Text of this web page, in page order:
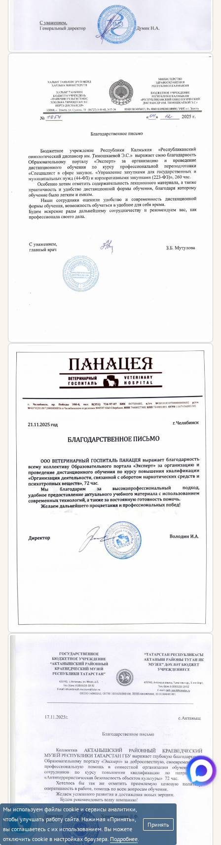
Мы используем файлы cookie и сервисы аналитики,
чтобы улучшать работу сайта. Нажимая «Принять»,
вы соглашаетесь с их использованием. Вы можете
отключить cookie в настройках браузера. Подробнее.
Принять